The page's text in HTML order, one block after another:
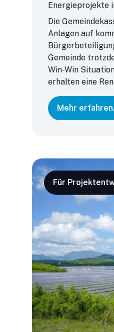
Energieprojekte
Die
Anlagen auf
Gemeinde
Win-Win
erhalten eine
Mehr erfahren
Für